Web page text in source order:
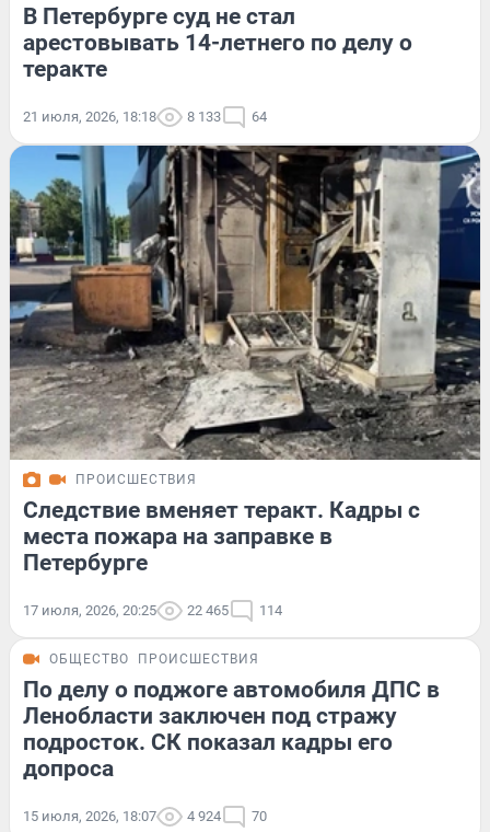
В Петербурге суд не стал
арестовывать 14-летнего по делу о
теракте
21 июля, 2026, 18:18 8 133 64
ПРОИСШЕСТВИЯ
Следствие вменяет теракт. Кадры с
места пожара на заправке в
Петербурге
17 июля, 2026, 20:25 22 465 114
ОБЩЕСТВО ПРОИСШЕСТВИЯ
По делу о поджоге автомобиля ДПС в
Ленобласти заключен под стражу
подросток. СК показал кадры его
допроса
15 июля, 2026, 18:07 4 924 70